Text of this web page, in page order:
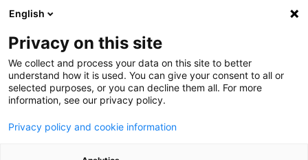
Globální
přehled
English
Privacy on this site
We collect and process your data on this site to better
understand how it is used. You can give your consent to all or
selected purposes, or you can decline them all. For more
information, see our privacy policy.
Privacy policy and cookie information